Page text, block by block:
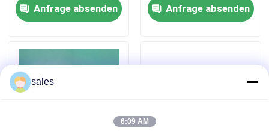
Kontakt mit uns
Bitte um ein Angebot
Teile für Patientenmonitore
Patientenmonitormodul
Anfrage absenden Anfrage absenden
sales
6:09 AM